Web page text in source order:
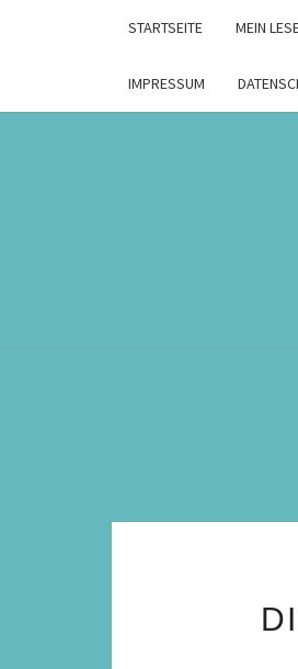
STARTSEITE MEIN
IMPRESSUM